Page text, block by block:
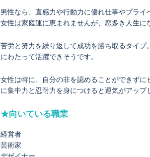
男性なら、直感力や行動力に優れ仕事やプライ
女性は家庭運に恵まれませんが、恋多き人生に
苦労と努力を繰り返して成功を勝ち取るタイ
にわたって活躍できそうです。
女性は特に、自分の非を認めることができずに
に集中力と忍耐力を身につけると運気がアップ
★向いている職業
経営者
芸術家